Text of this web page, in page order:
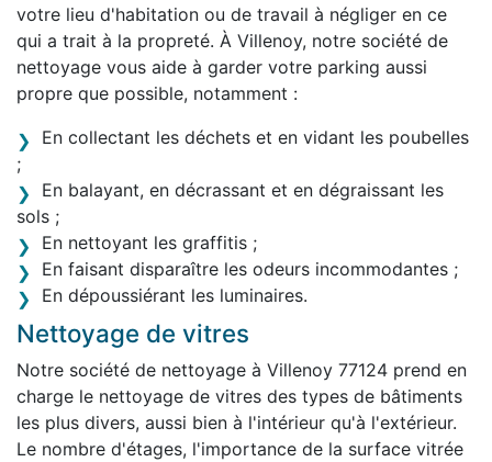
votre lieu d'habitation ou de travail à négliger en ce
qui a trait à la propreté. À Villenoy, notre société de
nettoyage vous aide à garder votre parking aussi
propre que possible, notamment :
En collectant les déchets et en vidant les poubelles
;
En balayant, en décrassant et en dégraissant les
sols ;
En nettoyant les graffitis ;
En faisant disparaître les odeurs incommodantes ;
En dépoussiérant les luminaires.
Nettoyage de vitres
Notre société de nettoyage à Villenoy 77124 prend en
charge le nettoyage de vitres des types de bâtiments
les plus divers, aussi bien à l'intérieur qu'à l'extérieur.
Le nombre d'étages, l'importance de la surface vitrée